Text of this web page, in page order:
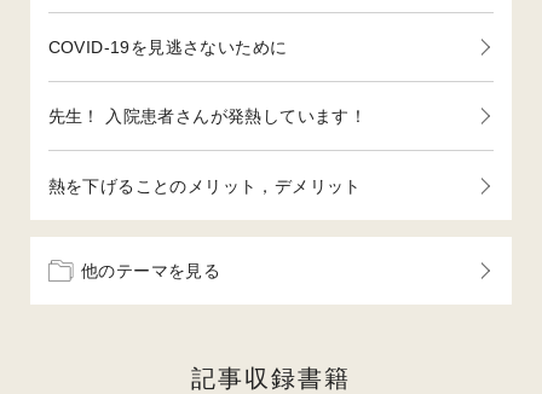
COVID-19を見逃さないために
先生！ 入院患者さんが発熱しています！
熱を下げることのメリット，デメリット
他のテーマを見る
記事収録書籍